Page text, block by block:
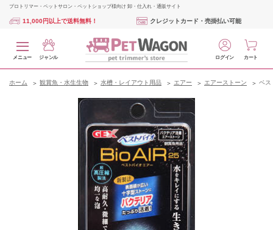
プロトリマー・ペットサロン・ペットショップ様向け 卸・仕入れ・通販サイト
11,000円以上で送料無料！ クレジットカード・売掛払い可能
メニュー ジャンル ログイン カート
ホーム 観賞魚・水生生物 水槽・レイアウト用品 エアー エアーストーン ベス